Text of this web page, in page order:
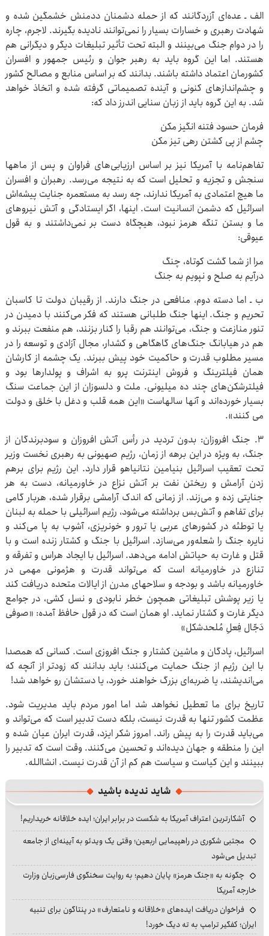
الف ـ عده‌ای آزردگانند که از حمله دشمنان ددمنش خشمگین شده و
شهادت رهبری و خسارات بسیار را نمی‌توانند نادیده بگیرند. لاجرم، چاره
را در دوام جنگ می‌بینند و البته تحت تأثیر تبلیغات دیگر و دیگرانی هم
هستند. اما این گروه باید به رهبر جوان و رئیس جمهور و افسران
کشورمان اعتماد داشته باشند. بدانند که بر اساس منابع و مصالح کشور
و چشم‌اندازهای کنونی و آینده تصمیماتی گرفته شده و اتخاذ خواهد
شد. به این گروه باید از زبان سنایی اندرز داد که:
فرمان حسود فتنه انگیز مکن
چشم از پی کشتن رهی تیز مکن
تفاهم‌نامه با آمریکا نیز بر اساس ارزیابی‌های فراوان و پس از ماهها
سنجش و تجزیه و تحلیل است که به نتیجه می‌رسد. رهبران و افسران
ما هیچ اعتمادی به آمریکا ندارند، چه رسد به مستعمره جنایت پیشه‌اش
اسرائیل که دشمن انسانیت است. اینها، اگر ایستادگی و آتش نیروهای
ما و بستن تنگه هرمز نبود، هیچگاه دست بر نمی‌داشتند و به قول
عیوقی:
مرا از شما گشت کوتاه، چنگ
درآیم به صلح و نپویم به جنگ
ب ـ اما دسته دوم، منافعی در جنگ دارند. از رقیبان دولت تا کاسبان
تحریم و جنگ. اینها جنگ طلبانی هستند که فکر می‌کنند با دمیدن در
تنور منازعت و جنگ، می‌توانند هم رقبا را کنار بزنند، هم منفعت ببرند و
هم در هیابانگ جنگ‌های گاهگاهی و کشدار، مجال آزادی و توسعه را در
مسیر مطلوب قدرت و حاکمیت خود پیش ببرند. یک چشمه از کارشان
همان فیلترینگ و فروش اینترنت پرو به اشراف و پولدارها بود و
فیلترشکن‌های چند ده میلیونی. ملت و دلسوزان از این جماعت سنگ
بسیار خورده‌اند و آنها سالهاست «این همه قلب و دغل با خلق و دولت
می کنند».
۳. جنگ افروزان: بدون تردید در رأس آتش افروزان و سودبرندگان از
جنگ، به ویژه در این برهه از زمان، رژیم صهیونی به رهبری نخست وزیر
تحت تعقیب اسرائیل بنیامین نتانیاهو قرار دارد. این رژیم برای برهم
زدن آرامش و ریختن نفت بر آتش نزاع در خاورمیانه، دست به هر
جنایتی زده و می‌زند. از زمانی که اندک آرامشی برقرار شده، هربار گامی
برای تفاهم و آتش‌بس برداشته می‌شود، رژیم اسرائیلی با حمله به لبنان
یا توطئه در کشورهای عربی یا ترور و خونریزی، آشوب به پا می‌کند و
نایره جنگ را شعله‌ور می‌سازد. اسرائیل با جنگ و کشتار زنده است و با
قتل و غارت به حیاتش ادامه می‌دهد. اسرائیل با ایجاد هراس و تفرقه و
تنازع در خاورمیانه است که می‌تواند قدرت و هژمونی مهمی در
خاورمیانه باشد و بودجه و سلاحهای مدرن از ایالات متحده دریافت کند
یا زیر پوشش تبلیغاتی همچون خطر نابودی و نسل کشی، در جوامع
دیگر غارت و کشتار نماید. او همان است که در قول حافظ آمده: «صوفی
دَجّال فِعلِ مُلحدشکل»
اسرائیل، پادگان و ماشین کشتار و جنگ افروزی است. کسانی که همصدا
با این رژیم از جنگ حمایت می‌کنند؛ باید بدانند که زودتر از آنچه که
می‌اندیشند، یا ضربه‌ای بزرگ خواهند خورد، یا دستشان رو خواهد شد!
تاریخ برای ما تعطیل نخواهد شد اما امور مردم باید مدیریت شود.
عظمت کشور تنها به قدرت نیست، بلکه دست تدبیر است که می‌تواند و
می‌باید قدرت را به پیش راند. امروز شکر ایزد، قدرت ایران عیان شده و
این را منطقه و جهان دیده‌اند و تحسین می‌کنند. وقت است که تدبیر را
ببینند و این کیاست و سیاست هم کم از آن قدرت نیست. انشاالله.
شاید ندیده باشید
آشکارترین اعتراف آمریکا به شکست در برابر ایران؛ ایده خلاقانه خریداریم!
مجتبی شکوری در راهپیمایی اربعین؛ وقتی یک ویدئو به آیینه‌ای از جامعه
تبدیل می‌شود
چگونه به «جنگ هرمز» پایان دهیم؛ به روایت سخنگوی فارسی‌زبان وزارت
خارجه آمریکا
فراخوان دریافت ایده‌های «خلاقانه و نامتعارف» در پنتاگون برای تنبیه
ایران؛ کفگیر ترامپ به ته دیگ خورد!